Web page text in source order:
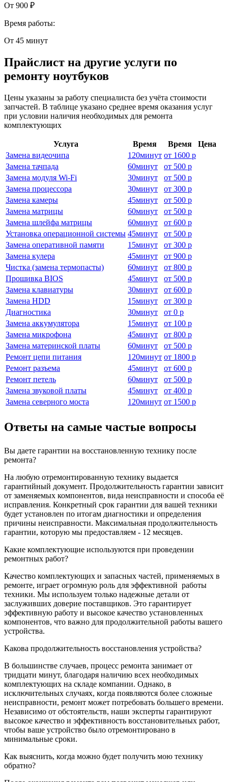
От 900 ₽
Время работы:
От 45 минут
Прайслист на другие услуги по
ремонту ноутбуков
Цены указаны за работу специалиста без учёта стоимости
запчастей. В таблице указано среднее время оказания услуг
при условии наличия необходимых для ремонта
комплектующих
Услуга Время Время
Цена
Замена видеочипа
120минут от 1600 р
Замена тачпада
60минут от 500 р
Замена модуля Wi-Fi
30минут от 500 р
Замена процессора
30минут от 300 р
Замена камеры
45минут от 500 р
Замена матрицы
60минут от 500 р
Замена шлейфа матрицы
60минут от 600 р
Установка операционной системы 45минут от 500 р
Замена оперативной памяти
15минут от 300 р
Замена кулера
45минут от 900 р
Чистка (замена термопасты)
60минут от 800 р
Прошивка BIOS
45минут от 500 р
Замена клавиатуры
30минут от 600 р
Замена HDD
15минут от 300 р
Диагностика
30минут от 0 р
Замена аккумулятора
15минут от 100 р
Замена микрофона
45минут от 800 р
Замена материнской платы
60минут от 500 р
Ремонт цепи питания
120минут от 1800 р
Ремонт разъема
45минут от 600 р
Ремонт петель
60минут от 500 р
Замена звуковой платы
45минут от 400 р
Замена северного моста
120минут от 1500 р
Ответы на самые частые вопросы
Вы даете гарантии на восстановленную технику после
ремонта?
На любую отремонтированную технику выдается
гарантийный документ. Продолжительность гарантии зависит
от заменяемых компонентов, вида неисправности и способа её
исправления. Конкретный срок гарантии для вашей техники
будет установлен по итогам диагностики и определения
причины неисправности. Максимальная продолжительность
гарантии, которую мы предоставляем - 12 месяцев.
Какие комплектующие используются при проведении
ремонтных работ?
Качество комплектующих и запасных частей, применяемых в
ремонте, играет огромную роль для эффективной работы
техники. Мы используем только надежные детали от
заслуживших доверие поставщиков. Это гарантирует
эффективную работу и высокое качество установленных
компонентов, что важно для продолжительной работы вашего
устройства.
Какова продолжительность восстановления устройства?
В большинстве случаев, процесс ремонта занимает от
тридцати минут, благодаря наличию всех необходимых
комплектующих на складе компании. Однако, в
исключительных случаях, когда появляются более сложные
неисправности, ремонт может потребовать большего времени.
Независимо от обстоятельств, наши эксперты гарантируют
высокое качество и эффективность восстановительных работ,
чтобы ваше устройство было отремонтировано в
минимальные сроки.
Как выяснить, когда можно будет получить мою технику
обратно?